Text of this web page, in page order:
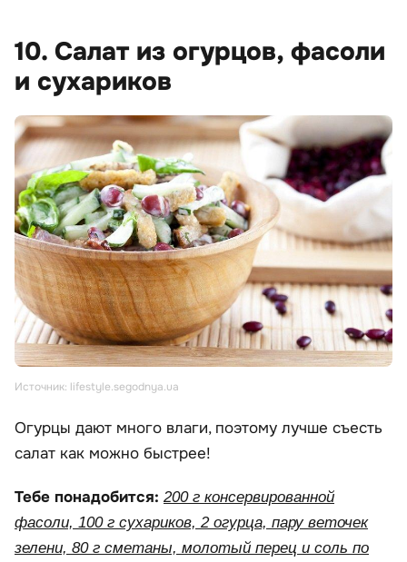
10. Салат из огурцов, фасоли
и сухариков
Источник: lifestyle.segodnya.ua
Огурцы дают много влаги, поэтому лучше съесть
салат как можно быстрее!
Тебе понадобится: 200 г консервированной
фасоли, 100 г сухариков, 2 огурца, пару веточек
зелени, 80 г сметаны, молотый перец и соль по